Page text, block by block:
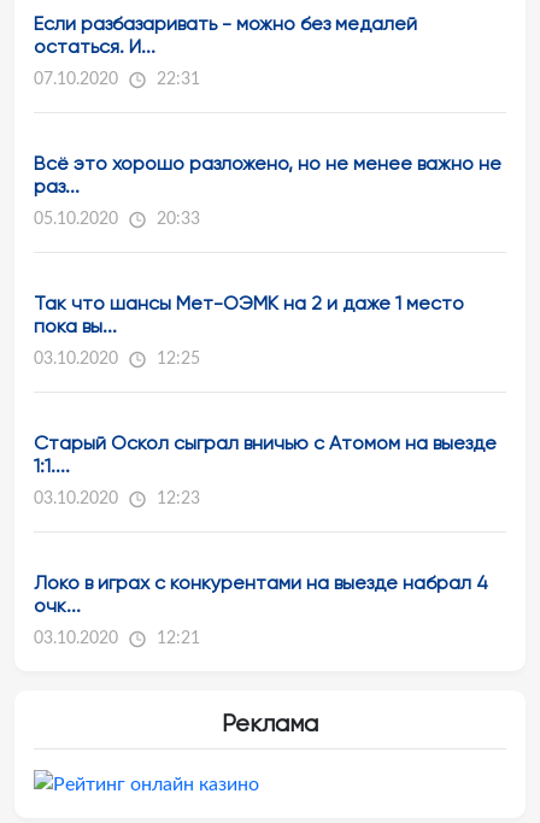
Если разбазаривать - можно без медалей
остаться. И...
07.10.2020 22:31
Всё это хорошо разложено, но не менее важно не
раз...
05.10.2020 20:33
Так что шансы Мет-ОЭМК на 2 и даже 1 место
пока вы...
03.10.2020 12:25
Старый Оскол сыграл вничью с Атомом на выезде
1:1....
03.10.2020 12:23
Локо в играх с конкурентами на выезде набрал 4
очк...
03.10.2020 12:21
Реклама